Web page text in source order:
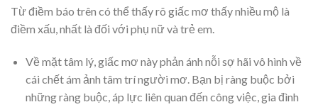
Từ điềm báo trên có thể thấy rõ giấc mơ thấy nhiều mộ là
điềm xấu, nhất là đối với phụ nữ và trẻ em.
Về mặt tâm lý, giấc mơ này phản ánh nỗi sợ hãi vô hình về
cái chết ám ảnh tâm trí người mơ. Bạn bị ràng buộc bởi
những ràng buộc, áp lực liên quan đến công việc, gia đình